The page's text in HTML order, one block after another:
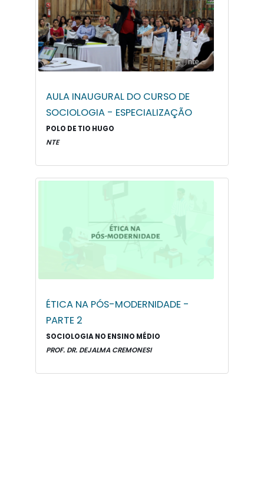
AULA INAUGURAL DO CURSO DE
SOCIOLOGIA - ESPECIALIZAÇÃO
POLO DE TIO HUGO
NTE
ÉTICA NA PÓS-MODERNIDADE -
PARTE 2
SOCIOLOGIA NO ENSINO MÉDIO
PROF. DR. DEJALMA CREMONESI